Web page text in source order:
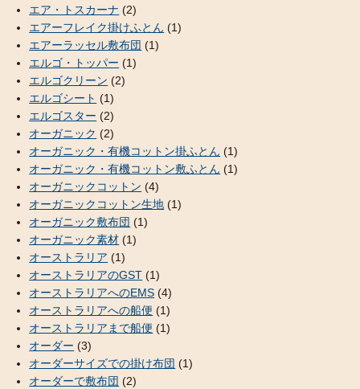
エア・トスカーナ (2)
エアーフレイク掛けふとん (1)
エアーラッセル敷布団 (1)
エルゴ・トッパー (1)
エルゴクリーン (2)
エルゴシート (1)
エルゴスター (2)
オーガニック (2)
オーガニック・有機コットン掛ふとん (1)
オーガニック・有機コットン敷ふとん (1)
オーガニックコットン (4)
オーガニックコットン生地 (1)
オーガニック敷布団 (1)
オーガニック素材 (1)
オーストラリア (1)
オーストラリアのGST (1)
オーストラリアへのEMS (4)
オーストラリアへの船便 (1)
オーストラリアまで船便 (1)
オーダー (3)
オーダーサイズでの掛け布団 (1)
オーダーで敷布団 (2)